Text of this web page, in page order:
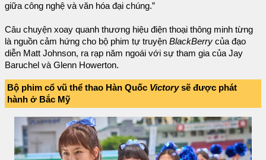
giữa công nghệ và văn hóa đại chúng.”
Câu chuyện xoay quanh thương hiệu điện thoại thông minh từng
là nguồn cảm hứng cho bộ phim tự truyện BlackBerry của đạo
diễn Matt Johnson, ra rạp năm ngoái với sự tham gia của Jay
Baruchel và Glenn Howerton.
Bộ phim cổ vũ thể thao Hàn Quốc Victorysẽ được phát
hành ở Bắc Mỹ